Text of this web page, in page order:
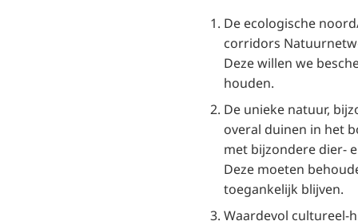
De ecologische
corridors
Deze willen we
houden.
De unieke natuur,
overal duinen in het
met bijzondere dier-
Deze moeten
toegankelijk blijven.
Waardevol cultureel-